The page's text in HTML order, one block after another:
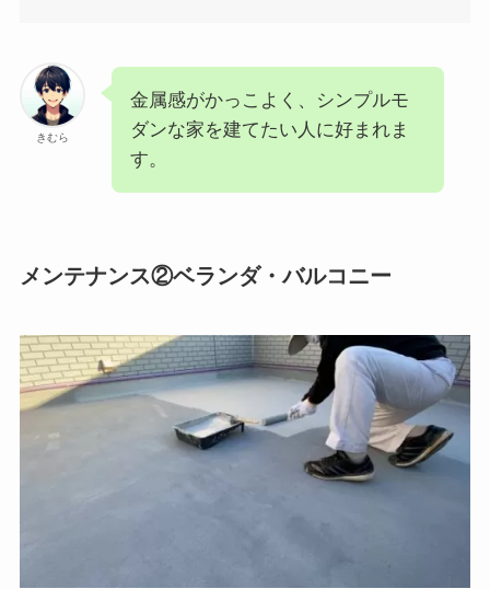
きむら
金属感がかっこよく、シンプルモ
ダンな家を建てたい人に好まれま
す。
メンテナンス②ベランダ・バルコニー